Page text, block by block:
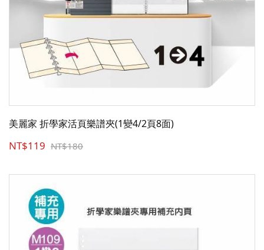
美麗家 折學家活頁樂譜夾(1變4/2頁8面)
NT$119 NT$180